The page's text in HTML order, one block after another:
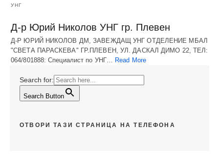
УНГ
Д-р Юрий Николов УНГ гр. Плевен
Д-Р ЮРИЙ НИКОЛОВ ДМ, ЗАВЕЖДАЩ УНГ ОТДЕЛЕНИЕ МБАЛ
"СВЕТА ПАРАСКЕВА" ГР.ПЛЕВЕН, УЛ. ДАСКАЛ ДИМО 22, ТЕЛ:
064/801888: Специалист по УНГ… Read More
Search for:
Search Button
ОТВОРИ ТАЗИ СТРАНИЦА НА ТЕЛЕФОНА